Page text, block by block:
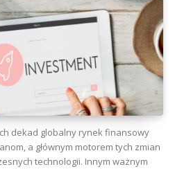
dekad globalny rynek finansowy
a głównym motorem tych zmian
technologii. Innym ważnym